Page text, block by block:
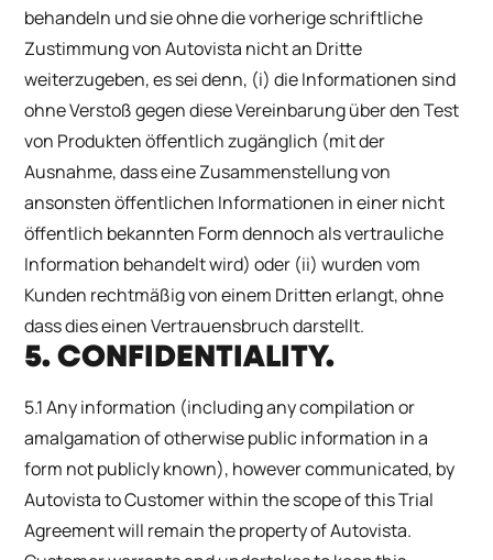
behandeln und sie ohne die vorherige schriftliche
Zustimmung von Autovista nicht an Dritte
weiterzugeben, es sei denn, (i) die Informationen sind
ohne Verstoß gegen diese Vereinbarung über den Test
von Produkten öffentlich zugänglich (mit der
Ausnahme, dass eine Zusammenstellung von
ansonsten öffentlichen Informationen in einer nicht
öffentlich bekannten Form dennoch als vertrauliche
Information behandelt wird) oder (ii) wurden vom
Kunden rechtmäßig von einem Dritten erlangt, ohne
dass dies einen Vertrauensbruch darstellt.
5. CONFIDENTIALITY.
5.1 Any information (including any compilation or
amalgamation of otherwise public information in a
form not publicly known), however communicated, by
Autovista to Customer within the scope of this Trial
Agreement will remain the property of Autovista.